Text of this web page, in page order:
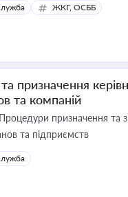
ЖКГ, ОСББ
призначення
та компаній
Процедури призначення та
та підприємств